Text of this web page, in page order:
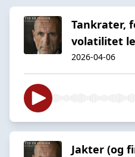
Tankrater,
volatilitet
2026-04-06
Jakter (og